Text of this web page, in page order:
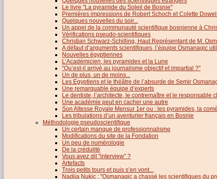
Le livre "La pyramide du Soleil de Bosnie"
Premières impressions de Robert Schoch et Colette
Quelques nouvelles du soir...
Un appel de la communauté scientifique bosnienne à
Vérifications pseudo-scientifiques
Christian Schwarz-Schilling, Haut Représentant de M.
A défaut d’arguments scientifiques, l’équipe Osmanagic
Nouvelles égyptiennes
L’Académicien, les pyramides et la Lune
"Qu’est-il arrivé au journalisme objectif et impartial ?"
Un de plus, un de moins...
Les Egyptiens et le théâtre de l’absurde de Semir
Une remarquable équipe d’experts
Le dentiste, l’architecte, le contremaître et le responsable
Une académie peut en cacher une autre
Son Altesse Royale Mensur 1er ou : les pyramides, la
Les tribulations d’un aventurier français en Bosnie
Méthodologie pseudoscientifique
Un certain manque de professionnalisme
Modifications du site de la Fondation
Un peu de numérologie
De la crédulité
Vous avez dit "interview" ?
Artefacts
Trois petits tours et puis s’en vont...
Nadija Nukic : "Osmanagic a chassé les scientifiques du